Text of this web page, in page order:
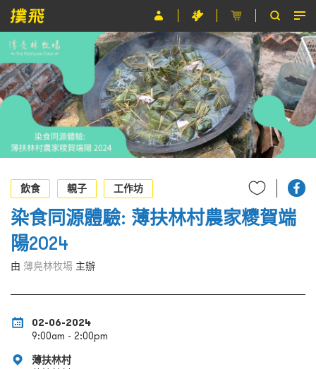
節目
主辦單位
關於撲飛
條款及細則
EN
飲食
親子 工作坊
染食同源體驗: 薄扶林村農家糭賀端
陽2024
由 薄鳧林牧場 主辦
02-06-2024
9:00am - 2:00pm
薄扶林村